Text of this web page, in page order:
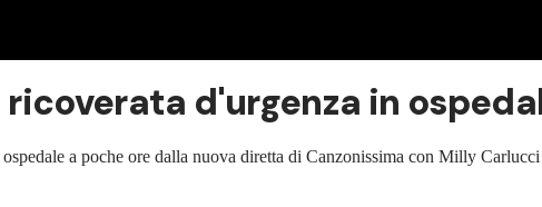
d'urgenza in
a poche ore dalla nuova diretta di Canzonissima con Milly Carlucci